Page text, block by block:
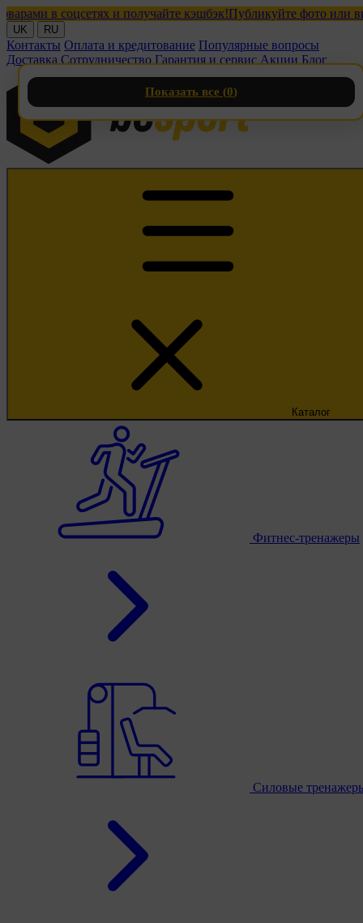
в соцсетях и получайте кэшбэк!Публикуйте фото или видео
UK RU
Контакты Оплата и кредитование Популярные вопросы
Доставка Сотрудничество Гарантия и сервис Акции Блог
Каталог
Фитнес-тренажеры
Силовые
Показать все (0)